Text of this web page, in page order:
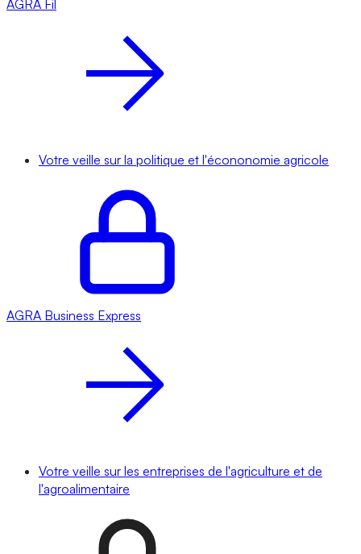
AGRA Fil
Votre veille sur la politique et l'écononomie agricole
AGRA Business Express
Votre veille sur les entreprises de l'agriculture et de
l'agroalimentaire